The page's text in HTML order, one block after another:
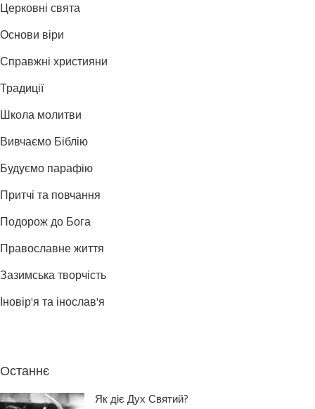
Церковні свята
Основи віри
Справжні християни
Традиції
Школа молитви
Вивчаємо Біблію
Будуємо парафію
Притчі та повчання
Подорож до Бога
Православне життя
Зазимська творчість
Іновір'я та інослав'я
Останнє
Як діє Дух Святий?